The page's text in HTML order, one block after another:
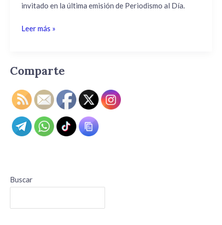
invitado en la última emisión de Periodismo al Día.
respiro
el
Leer más »
Comparte
Buscar